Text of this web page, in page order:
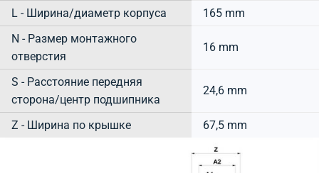
L - Ширина/диаметр корпуса
165 mm
N - Размер монтажного
отверстия
16 mm
S - Расстояние передняя
сторона/центр подшипника
24,6 mm
Z - Ширина по крышке 67,5 mm